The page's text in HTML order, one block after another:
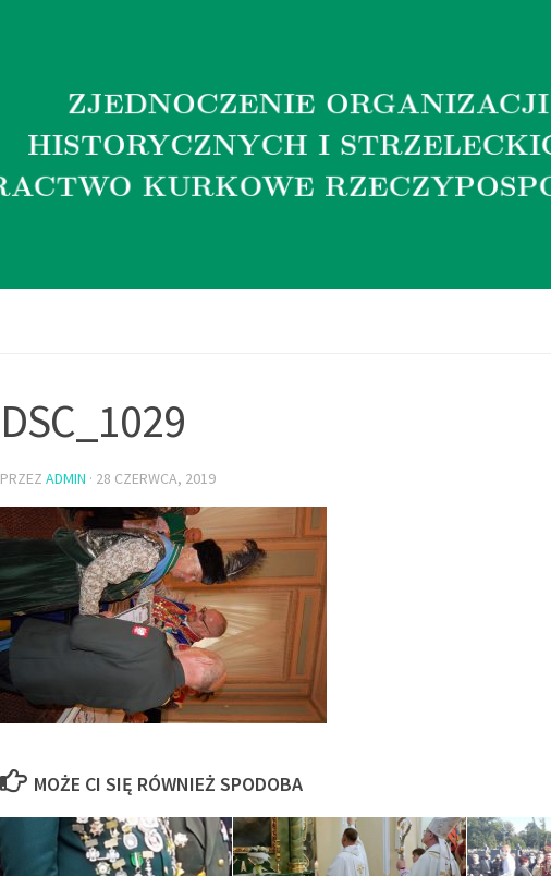
DSC_1029
PRZEZ ADMIN · 28 CZERWCA, 2019
MOŻE CI SIĘ RÓWNIEŻ SPODOBA